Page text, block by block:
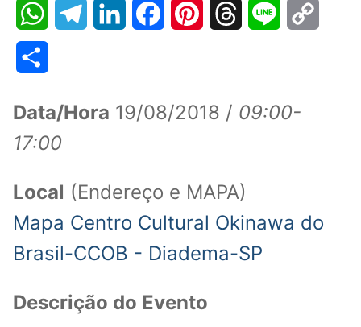
WhatsAppTelegramLinkedInFacebookPinterestThreads Line
Data/Hora 19/08/2018 / 09:00-
17:00
Local (Endereço e MAPA)
Mapa Centro Cultural Okinawa do
Brasil-CCOB - Diadema-SP
Descrição do Evento